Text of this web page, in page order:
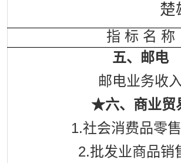
楚
指 标 名 称
五、邮电
邮电业务收
★六、商业贸
1.社会消费品零
2.批发业商品销